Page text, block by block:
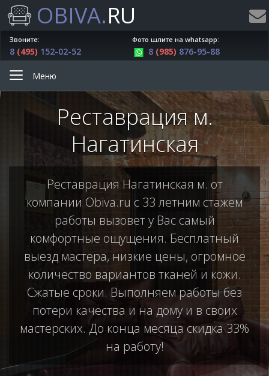
OBIVA.RU
Звоните:
8 (495) 152-02-52
Фото шлите на whatsapp:
8 (985) 876-95-88
Меню
Реставрация м.
Нагатинская
Реставрация Нагатинская м. от
компании Obiva.ru с 33 летним стажем
работы вызовет у Вас самый
комфортные ощущения. Бесплатный
выезд мастера, низкие цены, огромное
количество вариантов тканей и кожи.
Сжатые сроки. Выполняем работы без
потери качества и на дому и в своих
мастерских. До конца месяца скидка 33%
на работу!